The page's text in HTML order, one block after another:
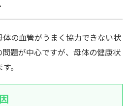
の血管がうまく協力できない状
題が中心ですが、母体の健康状
。